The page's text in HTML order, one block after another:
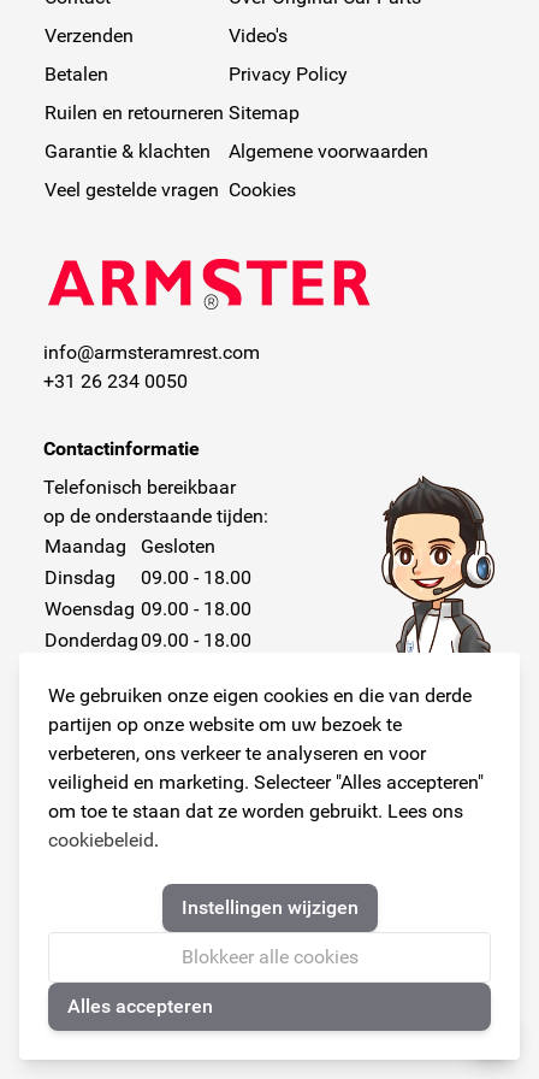
We gebruiken onze eigen cookies en die van derde
partijen op onze website om uw bezoek te
verbeteren, ons verkeer te analyseren en voor
veiligheid en marketing. Selecteer "Alles accepteren"
om toe te staan dat ze worden gebruikt. Lees ons
cookiebeleid.
Instellingen wijzigen
Blokkeer alle cookies
Alles accepteren
Verzenden
Betalen
Ruilen en retourneren
Garantie & klachten
Veel gestelde vragen
Video's
Privacy Policy
Sitemap
Algemene voorwaarden
Cookies
info@armsteramrest.com
+31 26 234 0050
Contactinformatie
Telefonisch bereikbaar
op de onderstaande tijden:
Maandag
Gesloten
Dinsdag
09.00 - 18.00
Woensdag 09.00 - 18.00
Donderdag 09.00 - 18.00
Zaterdag
Gesloten
Zondag
Gesloten
Volg ons!
Armster Alle rechten voorbehouden
🍪